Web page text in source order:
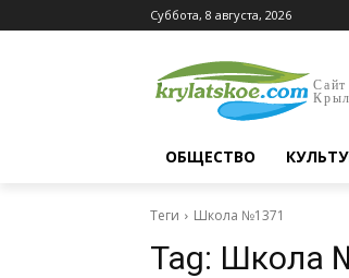
Суббота, 8 августа, 2026
ОБЩЕСТВО
Теги Школа №1371
Tag: Школа